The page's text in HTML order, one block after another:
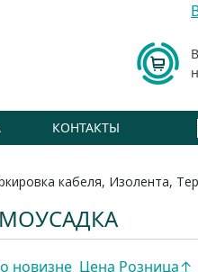
КОНТАКТЫ
кабеля, Изолента,
новизне Цена Розница↑